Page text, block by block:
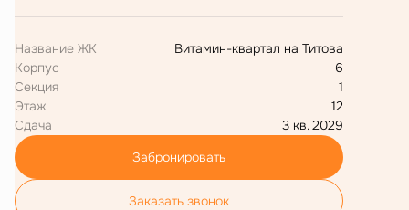
Название ЖК
Витамин-квартал на Титова
Корпус
6
Секция
1
Этаж
12
Сдача
3 кв. 2029
Забронировать
Заказать звонок